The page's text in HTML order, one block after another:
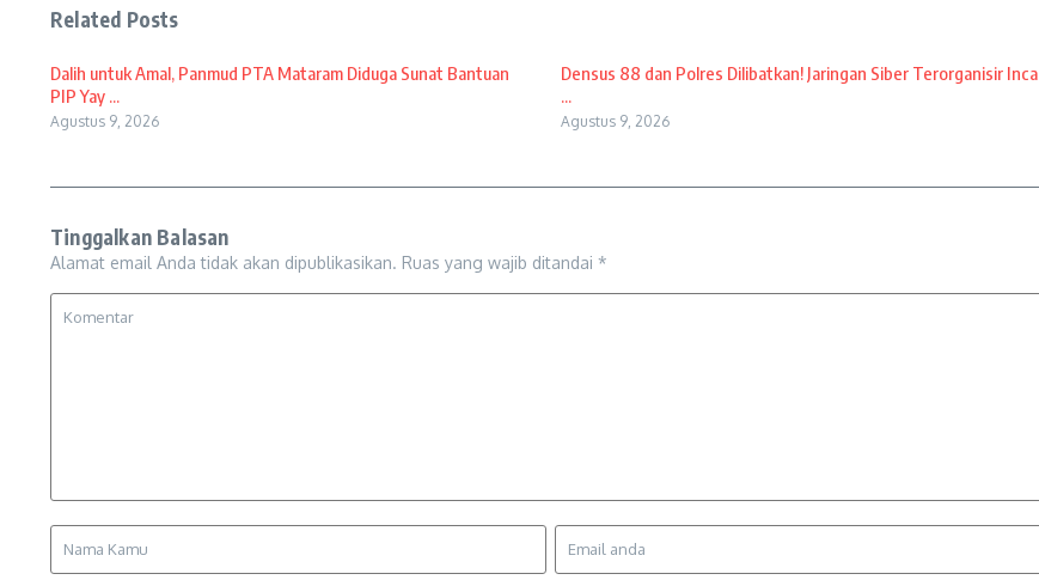
Related Posts
Dalih untuk Amal, Panmud PTA Mataram Diduga Sunat Bantuan
PIP Yay ...
Agustus 9, 2026
Densus 88 dan Polres Dilibatkan! Jaringan Siber Terorganisir Inca
...
Agustus 9, 2026
Tinggalkan Balasan
Alamat email Anda tidak akan dipublikasikan. Ruas yang wajib ditandai *